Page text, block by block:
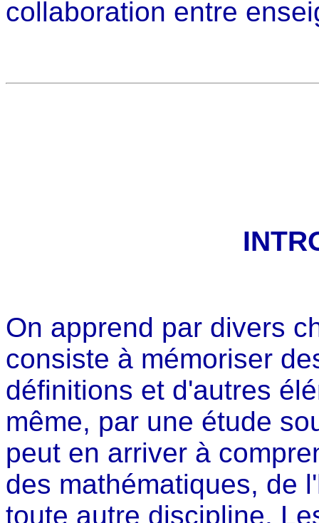
collaboration entre
On apprend par divers
consiste à mémoriser
définitions et d'autres
même, par une étude
peut en arriver à
des mathématiques, de
toute autre discipline.